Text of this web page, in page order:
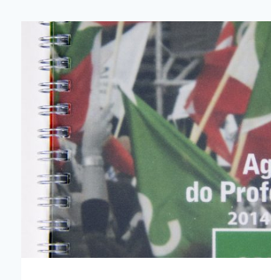
CONTINENTAL
TIRES[:]